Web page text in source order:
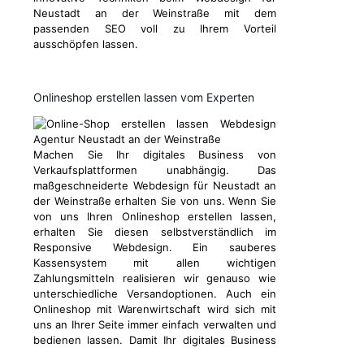
Neustadt an der Weinstraße mit dem
passenden SEO voll zu Ihrem Vorteil
ausschöpfen lassen.
Onlineshop erstellen lassen vom Experten
Machen Sie Ihr digitales Business von
Verkaufsplattformen unabhängig. Das
maßgeschneiderte Webdesign für Neustadt an
der Weinstraße erhalten Sie von uns. Wenn Sie
von uns Ihren Onlineshop erstellen lassen,
erhalten Sie diesen selbstverständlich im
Responsive Webdesign. Ein sauberes
Kassensystem mit allen wichtigen
Zahlungsmitteln realisieren wir genauso wie
unterschiedliche Versandoptionen. Auch ein
Onlineshop mit Warenwirtschaft wird sich mit
uns an Ihrer Seite immer einfach verwalten und
bedienen lassen. Damit Ihr digitales Business